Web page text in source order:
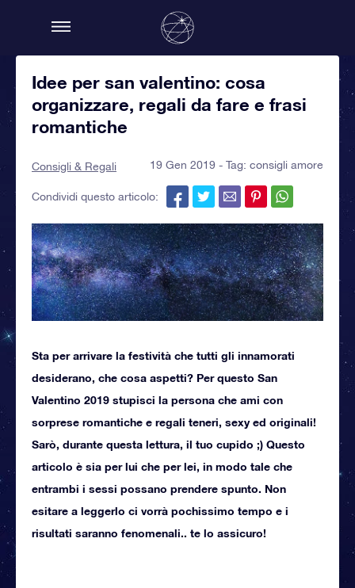
Idee per san valentino: cosa
organizzare, regali da fare e frasi
romantiche
Consigli & Regali 19 Gen 2019 - Tag: consigli amore
Condividi questo articolo:
Sta per arrivare la festività che tutti gli innamorati
desiderano, che cosa aspetti? Per questo San
Valentino 2019 stupisci la persona che ami con
sorprese romantiche e regali teneri, sexy ed originali!
Sarò, durante questa lettura, il tuo cupido ;) Questo
articolo è sia per lui che per lei, in modo tale che
entrambi i sessi possano prendere spunto. Non
esitare a leggerlo ci vorrà pochissimo tempo e i
risultati saranno fenomenali.. te lo assicuro!